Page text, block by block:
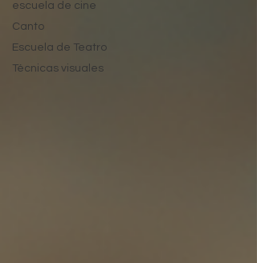
escuela de cine
Canto
Escuela de Teatro
Técnicas visuales